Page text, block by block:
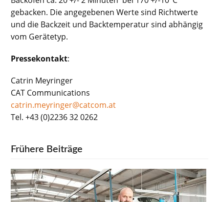
gebacken. Die angegebenen Werte sind Richtwerte
und die Backzeit und Backtemperatur sind abhängig
vom Gerätetyp.
Pressekontakt:
Catrin Meyringer
CAT Communications
catrin.meyringer@catcom.at
Tel. +43 (0)2236 32 0262
Frühere Beiträge